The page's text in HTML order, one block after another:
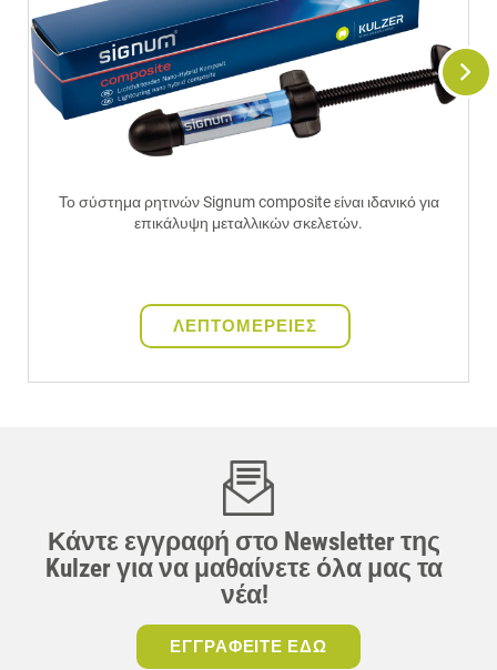
Το σύστημα ρητινών Signum composite είναι ιδανικό για
επικάλυψη μεταλλικών σκελετών.
ΛΕΠΤΟΜΕΡΕΙΕΣ
Κάντε εγγραφή στο Newsletter της
Kulzer για να μαθαίνετε όλα μας τα
νέα!
ΕΓΓΡΑΦΕΙΤΕ ΕΔΩ